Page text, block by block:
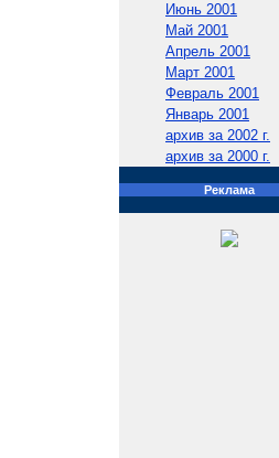
Июнь 2001
Май 2001
Апрель 2001
Март 2001
Февраль 2001
Январь 2001
архив за 2002 г.
архив за 2000 г.
Реклама